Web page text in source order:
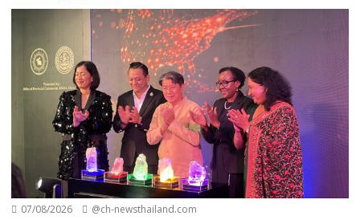
07/08/2026 @ch-newsthailand.com